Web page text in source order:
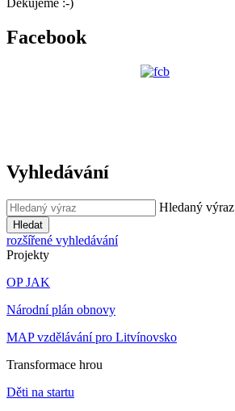
Facebook
Vyhledávání
Hledaný výraz
Hledat
rozšířené vyhledávání
Projekty
OP JAK
Národní plán obnovy
MAP vzdělávání pro Litvínovsko
Transformace hrou
Děti na startu